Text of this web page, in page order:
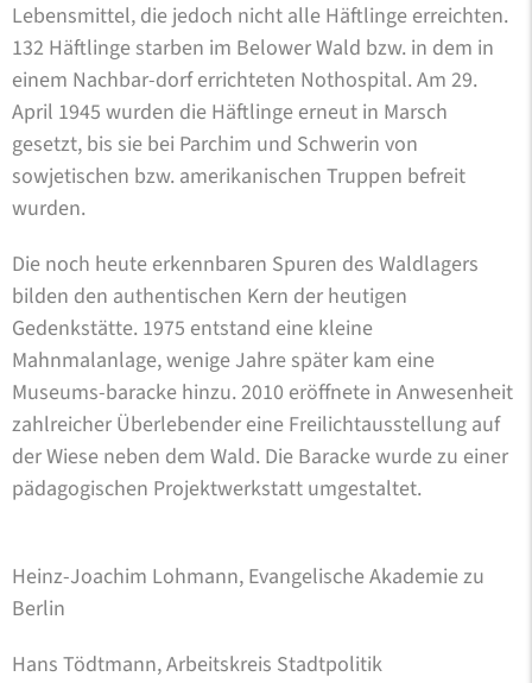
Lebensmittel, die jedoch nicht alle Häftlinge erreichten.
132 Häftlinge starben im Belower Wald bzw. in dem in
einem Nachbar-dorf errichteten Nothospital. Am 29.
April 1945 wurden die Häftlinge erneut in Marsch
gesetzt, bis sie bei Parchim und Schwerin von
sowjetischen bzw. amerikanischen Truppen befreit
wurden.
Die noch heute erkennbaren Spuren des Waldlagers
bilden den authentischen Kern der heutigen
Gedenkstätte. 1975 entstand eine kleine
Mahnmalanlage, wenige Jahre später kam eine
Museums-baracke hinzu. 2010 eröffnete in Anwesenheit
zahlreicher Überlebender eine Freilichtausstellung auf
der Wiese neben dem Wald. Die Baracke wurde zu einer
pädagogischen Projektwerkstatt umgestaltet.
Heinz-Joachim Lohmann, Evangelische Akademie zu
Berlin
Hans Tödtmann, Arbeitskreis Stadtpolitik